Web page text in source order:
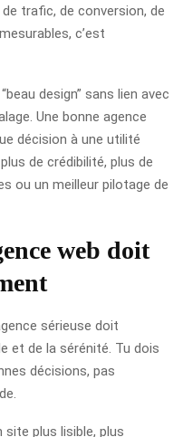
trafic, de conversion, de
c’est
design” sans lien avec
Une bonne agence
décision à une utilité
de crédibilité, plus de
ou un meilleur pilotage de
web doit
sérieuse doit
et de la sérénité. Tu dois
décisions, pas
plus lisible, plus